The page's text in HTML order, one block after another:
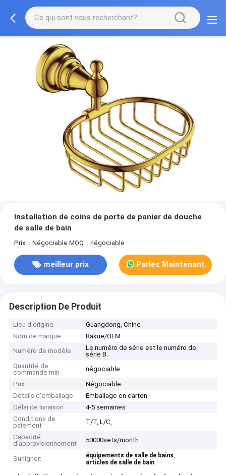
Installation de coins de porte de panier de douche
de salle de bain
Prix：Négociable MOQ：négociable
meilleur prix Parlez Maintenant.
Description De Produit
Lieu d'origine
Guangdong, Chine
Nom de marque
Bakue/OEM
Numéro de modèle
Le numéro de série est le numéro de
série B.
Quantité de
commande min
négociable
Prix
Négociable
Détails d'emballage
Emballage en carton
Délai de livraison
4-5 semaines
Conditions de
paiement
T/T, L/C,
Capacité
d'approvisionnement
50000sets/month
Surligner: équipements de salle de bains,
articles de salle de bain